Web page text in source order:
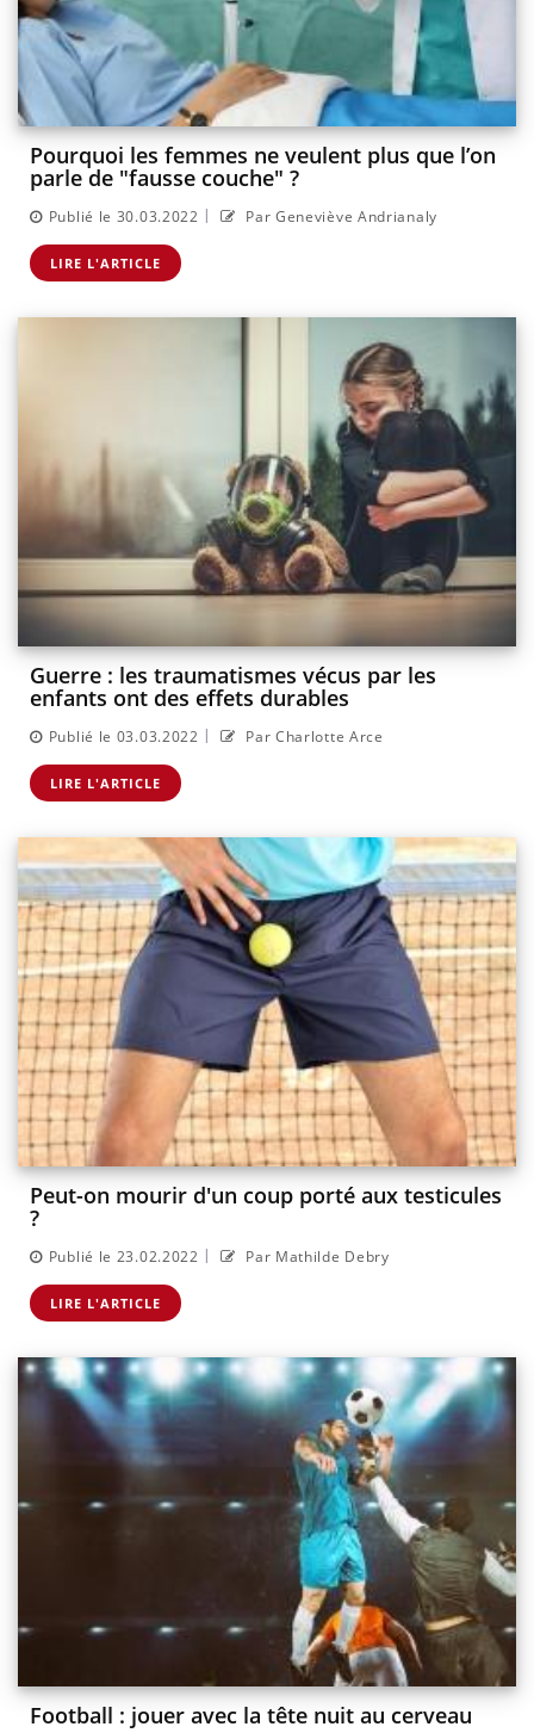
Pourquoi les femmes ne veulent plus que l’on
parle de "fausse couche" ?
Publié le 30.03.2022 | Par Geneviève Andrianaly
LIRE L'ARTICLE
Guerre : les traumatismes vécus par les
enfants ont des effets durables
Publié le 03.03.2022 | Par Charlotte Arce
LIRE L'ARTICLE
Peut-on mourir d'un coup porté aux testicules
?
Publié le 23.02.2022 | Par Mathilde Debry
LIRE L'ARTICLE
Football : jouer avec la tête nuit au cerveau